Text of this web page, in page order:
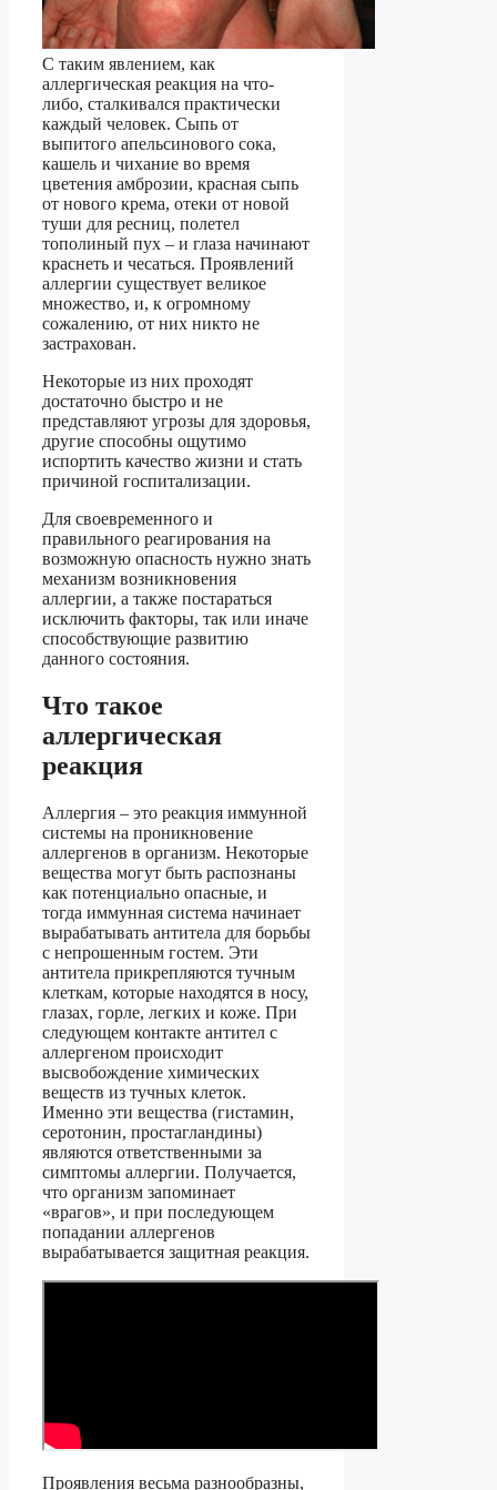
С таким явлением, как
аллергическая реакция на что-
либо, сталкивался практически
каждый человек. Сыпь от
выпитого апельсинового сока,
кашель и чихание во время
цветения амброзии, красная сыпь
от нового крема, отеки от новой
туши для ресниц, полетел
тополиный пух – и глаза начинают
краснеть и чесаться. Проявлений
аллергии существует великое
множество, и, к огромному
сожалению, от них никто не
застрахован.
Некоторые из них проходят
достаточно быстро и не
представляют угрозы для здоровья,
другие способны ощутимо
испортить качество жизни и стать
причиной госпитализации.
Для своевременного и
правильного реагирования на
возможную опасность нужно знать
механизм возникновения
аллергии, а также постараться
исключить факторы, так или иначе
способствующие развитию
данного состояния.
Что такое
аллергическая
реакция
Аллергия – это реакция иммунной
системы на проникновение
аллергенов в организм. Некоторые
вещества могут быть распознаны
как потенциально опасные, и
тогда иммунная система начинает
вырабатывать антитела для борьбы
с непрошенным гостем. Эти
антитела прикрепляются тучным
клеткам, которые находятся в носу,
глазах, горле, легких и коже. При
следующем контакте антител с
аллергеном происходит
высвобождение химических
веществ из тучных клеток.
Именно эти вещества (гистамин,
серотонин, простагландины)
являются ответственными за
симптомы аллергии. Получается,
что организм запоминает
«врагов», и при последующем
попадании аллергенов
вырабатывается защитная реакция.
Проявления весьма разнообразны,